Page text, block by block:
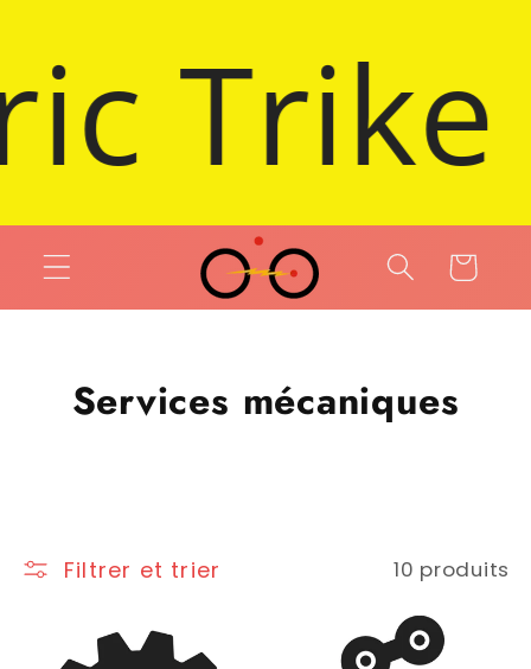
Panier
Services mécaniques
Filtrer et trier 10 produits